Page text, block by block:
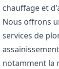
chauffage et
Nous offrons
services de
assainissement
notamment la